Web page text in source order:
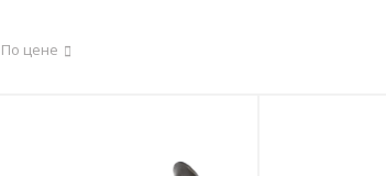
По цене